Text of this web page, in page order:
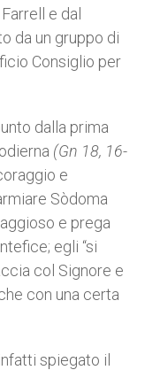
e dal
da un gruppo di
Consiglio per
dalla prima
(Gn 18, 16-
e
Sòdoma
e prega
egli “si
col Signore e
con una certa
spiegato il